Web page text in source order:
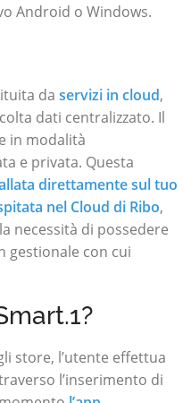
Android o Windows.
da servizi in cloud,
dati centralizzato. Il
in modalità
e privata. Questa
direttamente sul tuo
nel Cloud di Ribo,
necessità di possedere
gestionale con cui
store, l’utente effettua
l’inserimento di